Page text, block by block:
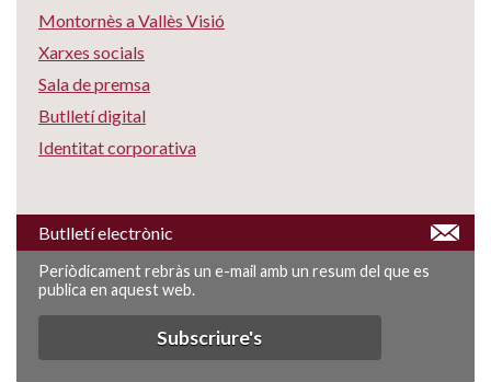
Montornès a Vallès Visió
Xarxes socials
Sala de premsa
Butlletí digital
Identitat corporativa
Butlletí electrònic
Periòdicament rebràs un e-mail amb un resum del que es
publica en aquest web.
Subscriure's